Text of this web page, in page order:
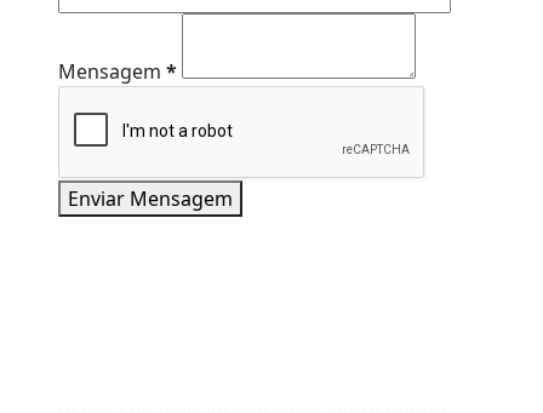
Mensagem *
Enviar Mensagem